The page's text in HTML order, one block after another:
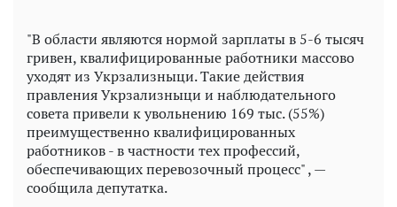
"В области являются нормой зарплаты в 5-6 тысяч
гривен, квалифицированные работники массово
уходят из Укрзализныци. Такие действия
правления Укрзализныци и наблюдательного
совета привели к увольнению 169 тыс. (55%)
преимущественно квалифицированных
работников - в частности тех профессий,
обеспечивающих перевозочный процесс" , —
сообщила депутатка.